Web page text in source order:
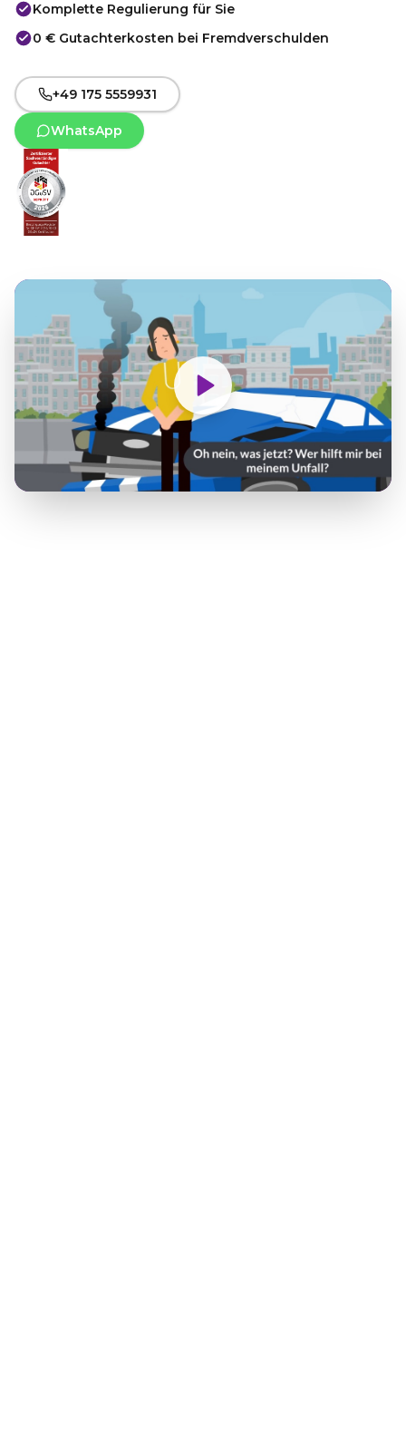
Komplette Regulierung für Sie
0 € Gutachterkosten bei Fremdverschulden
+49 175 5559931
WhatsApp